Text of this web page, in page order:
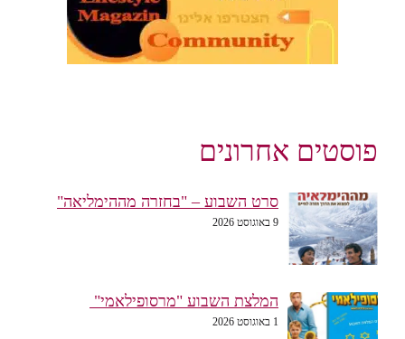
פוסטים אחרונים
סרט השבוע – "בחזרה מההימליאה"
9 באוגוסט 2026
המלצת השבוע "מרסופילאמי"
1 באוגוסט 2026